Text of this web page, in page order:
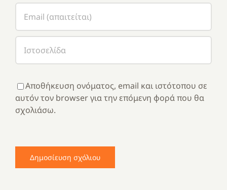
Αποθήκευση ονόματος, email και ιστότοπου σε
αυτόν τον browser για την επόμενη φορά που θα
σχολιάσω.